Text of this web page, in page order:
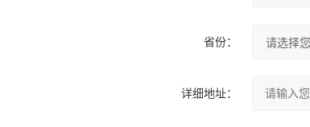
省份：
详细地址：